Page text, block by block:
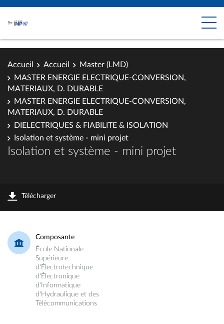
Accueil Accueil
Master (LMD)
MASTER ENERGIE ELECTRIQUE-CONVERSION,
MATERIAUX, D. DURABLE
MASTER ENERGIE ELECTRIQUE-CONVERSION,
MATERIAUX, D. DURABLE
DIELECTRIQUES & FIABILITE & ISOLATION
Isolation et système - mini projet
Isolation et système - mini projet
Télécharger
Composante
École Nationale
Supérieure
d'Électrotechnique
d'Électronique
d'Informatique
d'Hydraulique et des
Télécommunications